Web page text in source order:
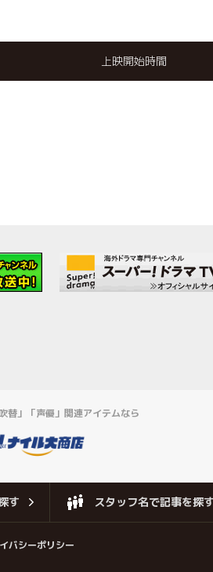
上映開始時間
替」「声優」関連アイテムなら
す スタッフ名で記事を探す
バシーポリシー